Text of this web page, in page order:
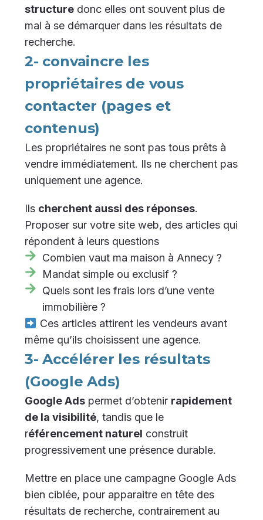
structure donc elles ont souvent plus de
mal à se démarquer dans les résultats de
recherche.
2- convaincre les
propriétaires de vous
contacter (pages et
contenus)
Les propriétaires ne sont pas tous prêts à
vendre immédiatement. Ils ne cherchent pas
uniquement une agence.
Ils cherchent aussi des réponses.
Proposer sur votre site web, des articles qui
répondent à leurs questions
Combien vaut ma maison à Annecy ?
Mandat simple ou exclusif ?
Quels sont les frais lors d’une vente
immobilière ?
Ces articles attirent les vendeurs avant
même qu’ils choisissent une agence.
3- Accélérer les résultats
(Google Ads)
Google Ads permet d’obtenir rapidement
de la visibilité, tandis que le
référencement naturel construit
progressivement une présence durable.
Mettre en place une campagne Google Ads
bien ciblée, pour apparaitre en tête des
résultats de recherche, contrairement au